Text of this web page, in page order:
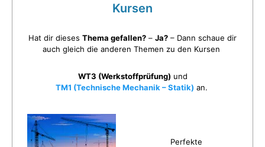
Kursen
Hat dir dieses Thema gefallen? – Ja? – Dann schaue dir
auch gleich die anderen Themen zu den Kursen
WT3 (Werkstoffprüfung) und
TM1 (Technische Mechanik – Statik) an.
Perfekte